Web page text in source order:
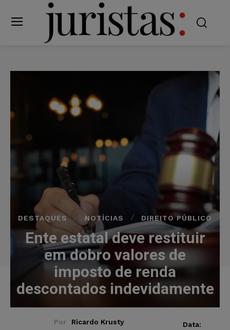
DESTAQUES NOTÍCIAS DIREITO PÚBLICO
Ente estatal deve restituir
em dobro valores de
imposto de renda
descontados indevidamente
Por Ricardo Krusty
Data: